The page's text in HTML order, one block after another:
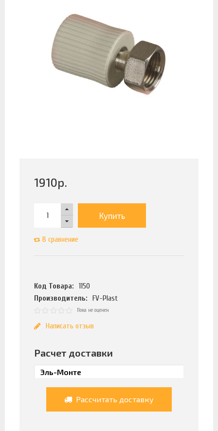
1910р.
Купить
В сравнение
Код Товара:
1150
Производитель:
FV-Plast
Пока не оценен
Написать отзыв
Расчет доставки
Рассчитать доставку